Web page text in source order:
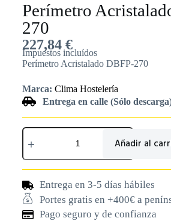
Perímetro
270
227,84 €
Impuestos incluídos
Perímetro Acristalado DBFP-270
Marca: Clima Hostelería
Entrega en calle (Sólo
Añadir al
Entrega en 3-5 días hábiles
Portes gratis en +400€ a
Pago seguro y de confianza